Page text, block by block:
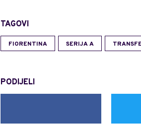
TAGOVI
FIORENTINA SERIJA A
PODIJELI